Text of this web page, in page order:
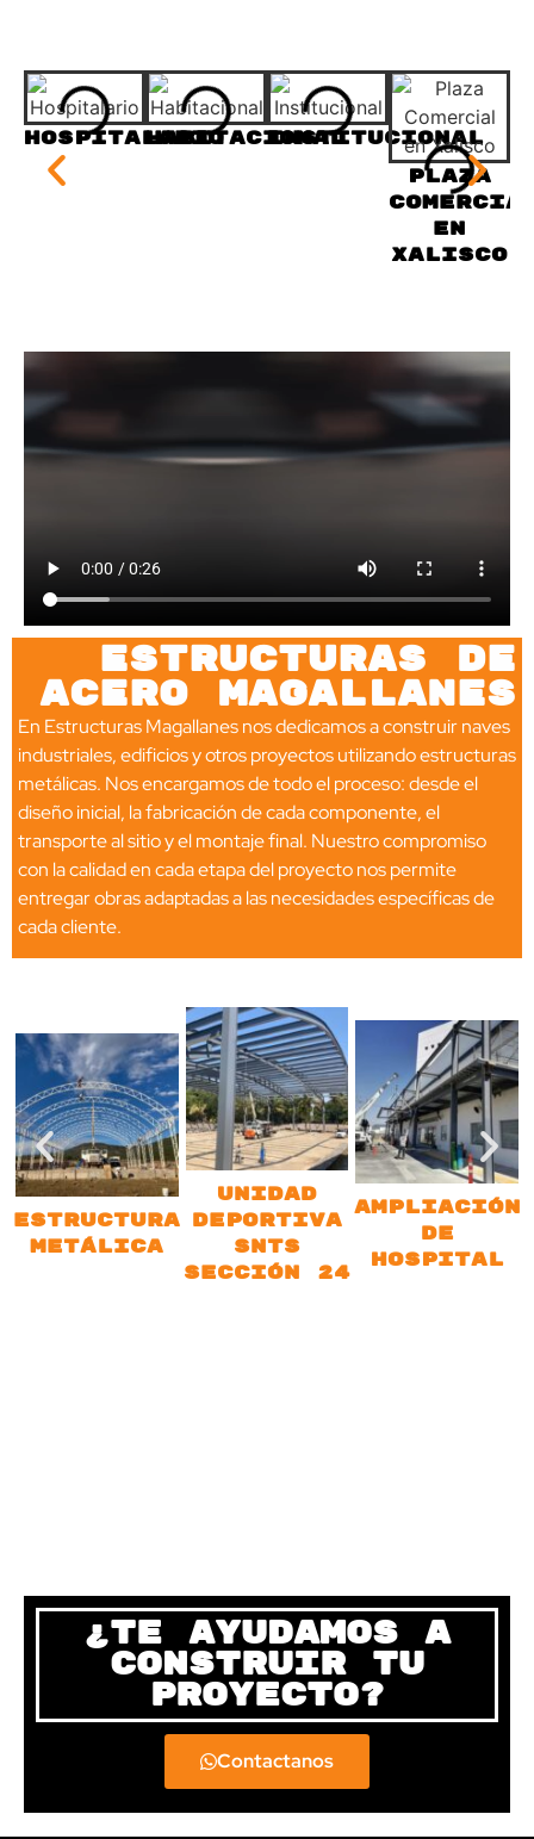
HospitalarioHabitacionalInstitucional
Plaza
en
Xalisco
Estructuras de
acero magallanes
En Estructuras Magallanes nos dedicamos a construir naves
industriales, edificios y otros proyectos utilizando estructuras
metálicas. Nos encargamos de todo el proceso: desde el
diseño inicial, la fabricación de cada componente, el
transporte al sitio y el montaje final. Nuestro compromiso
con la calidad en cada etapa del proyecto nos permite
entregar obras adaptadas a las necesidades específicas de
cada cliente.
Estructura
Metálica
Unidad
Deportiva
SNTS
Sección 24
Ampliación
de
Hospital
¿Te ayudamos a
construir tu
proyecto?
Contactanos